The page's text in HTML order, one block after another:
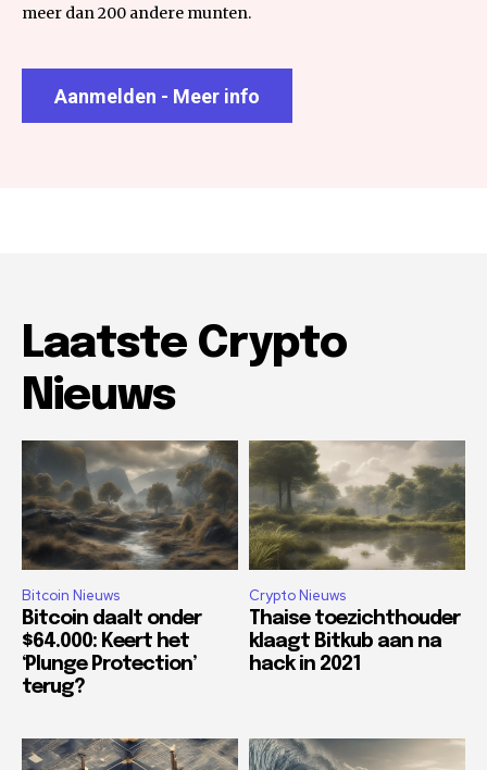
meer dan 200 andere munten.
Aanmelden - Meer info
Laatste Crypto
Nieuws
Bitcoin Nieuws
Bitcoin daalt onder
$64.000: Keert het
‘Plunge Protection’
terug?
Crypto Nieuws
Thaise toezichthouder
klaagt Bitkub aan na
hack in 2021